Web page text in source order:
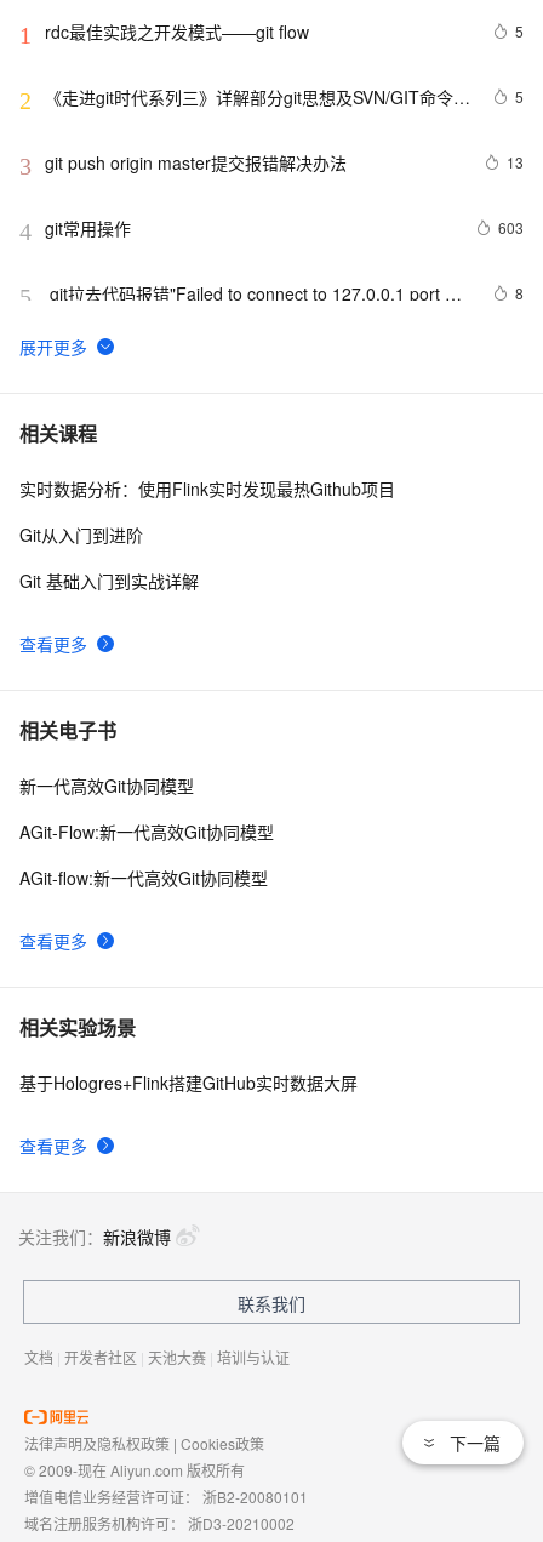
1 rdc最佳实践之开发模式——git flow 5
2
《走进git时代系列三》详解部分git思想及SVN/GIT命令对
5
3 git push origin master提交报错解决办法 13
4 git常用操作 603
5
git拉去代码报错"Failed to connect to 127.0.0.1 port
8
6 从头开始：将新项目上传至Git仓库的简易指南
7 成功解决git rebase问题：First, rewinding head to
8 git使用
相关课程
查看更多
实时数据分析：使用Flink实时发现最热Github项目
Git从入门到进阶
Git 基础入门到实战详解
相关电子书
查看更多
新一代高效Git协同模型
AGit-Flow:新一代高效Git协同模型
AGit-flow:新一代高效Git协同模型
相关实验场景
查看更多
基于Hologres+Flink搭建GitHub实时数据大屏
下一篇
关注我们： 新浪微博
联系我们
文档 | 开发者社区 | 天池大赛 | 培训与认证
法律声明及隐私权政策 | Cookies政策
© 2009-现在 Aliyun.com 版权所有
增值电信业务经营许可证： 浙B2-20080101
域名注册服务机构许可： 浙D3-20210002